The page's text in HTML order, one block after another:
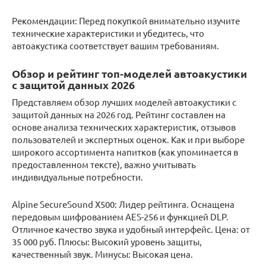
Рекомендации: Перед покупкой внимательно изучите
технические характеристики и убедитесь, что
автоакустика соответствует вашим требованиям.
Обзор и рейтинг топ-моделей автоакустики
с защитой данных 2026
Представляем обзор лучших моделей автоакустики с
защитой данных на 2026 год. Рейтинг составлен на
основе анализа технических характеристик, отзывов
пользователей и экспертных оценок. Как и при выборе
широкого ассортимента напитков (как упоминается в
предоставленном тексте), важно учитывать
индивидуальные потребности.
Alpine SecureSound X500: Лидер рейтинга. Оснащена
передовым шифрованием AES-256 и функцией DLP.
Отличное качество звука и удобный интерфейс. Цена: от
35 000 руб. Плюсы: Высокий уровень защиты,
качественный звук. Минусы: Высокая цена.